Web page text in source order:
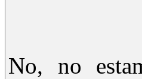
No, no